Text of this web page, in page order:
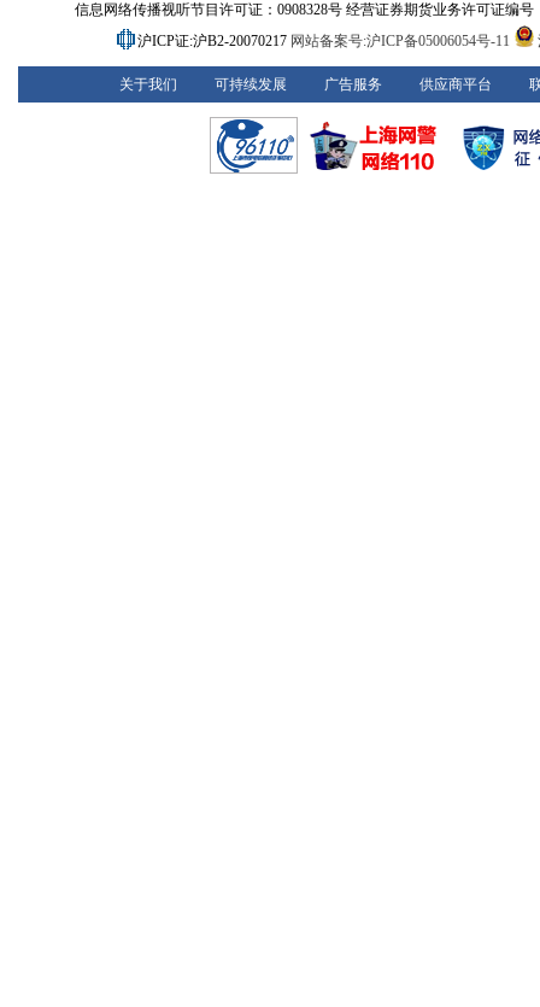
信息网络传播视听节目许可证：0908328号 经营证券期货业务许可证编号
沪ICP证:沪B2-20070217 网站备案号:沪ICP备05006054号-11
关于我们 可持续发展 广告服务 供应商平台